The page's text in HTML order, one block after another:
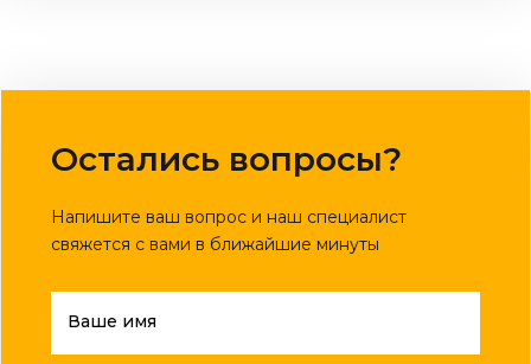
Остались вопросы?
Напишите ваш вопрос и наш специалист
свяжется с вами в ближайшие минуты
Ваше имя